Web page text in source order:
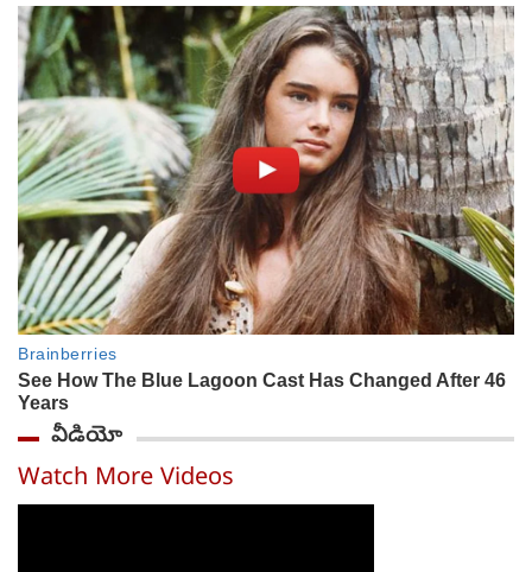
వీడియో
Watch More Videos